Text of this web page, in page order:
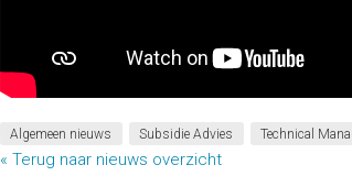
Algemeen nieuws Subsidie Advies Technical
« Terug naar nieuws overzicht